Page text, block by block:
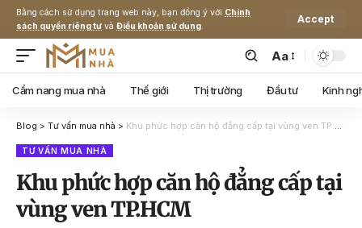
Bằng cách sử dụng trang web này, bạn đồng ý với Chính
sách quyền riêng tư và Điều khoản sử dụng.
Accept
Aa
Cẩm nang mua nhà Thế giới Thị trường Đầu tư Kinh
Blog > Tư vấn mua nhà > Khu phức hợp căn hộ đẳng cấp tại vùng ven TP.HCM
TƯ VẤN MUA NHÀ
Khu phức hợp căn hộ đẳng cấp tại
vùng ven TP.HCM